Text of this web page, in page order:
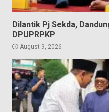
Dilantik Pj Sekda,
DPUPRPKP
August 9, 2026